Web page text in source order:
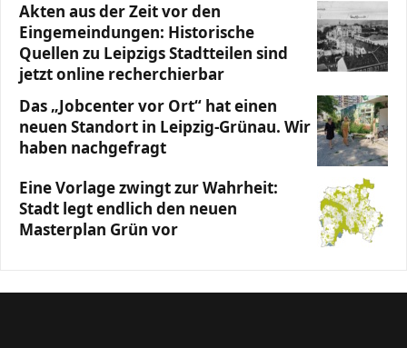
Akten aus der Zeit vor den
Eingemeindungen: Historische
Quellen zu Leipzigs Stadtteilen sind
jetzt online recherchierbar
Das „Jobcenter vor Ort“ hat einen
neuen Standort in Leipzig-Grünau. Wir
haben nachgefragt
Eine Vorlage zwingt zur Wahrheit:
Stadt legt endlich den neuen
Masterplan Grün vor